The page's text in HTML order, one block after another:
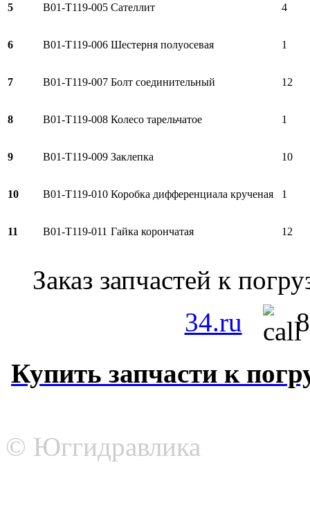
5 B01-T119-005 Сателлит 4
6 B01-T119-006 Шестерня полуосевая 1
7 B01-T119-007 Болт соединительный 12
8 B01-T119-008 Колесо тарельчатое 1
9 B01-T119-009 Заклепка 10
10 B01-T119-010 Коробка дифференциала крученая 1
11 B01-T119-011 Гайка корончатая 12
Заказ запчастей к
34.ru
Купить запчасти к
© Юггидравлика